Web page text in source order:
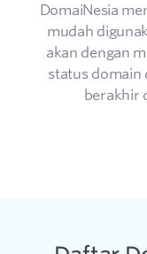
DomaiNesia
mudah
akan dengan
status domain
berakhir